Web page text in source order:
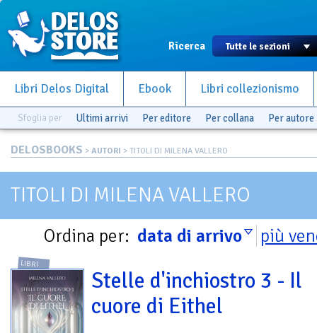
Ricerca
Libri Delos Digital Ebook Libri collezionismo
Sfoglia per Ultimi arrivi Per editore Per collana Per autore
DELOSBOOKS > AUTORI > TITOLI DI MILENA VALLERO
TITOLI DI MILENA VALLERO
Ordina per: data di arrivo più
LIBRI
Stelle d'inchiostro 3 - Il
cuore di Eithel